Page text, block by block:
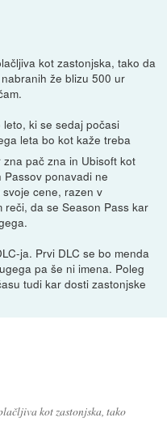
kot zastonjska, tako da
že blizu 500 ur
ki se sedaj počasi
leta bo kot kaže treba
zna pač zna in Ubisoft kot
ponavadi ne
cene, razen v
reči, da se Season Pass kar
ja. Prvi DLC se bo menda
pa še ni imena. Poleg
tudi kar dosti zastonjske
kot zastonjska, tako